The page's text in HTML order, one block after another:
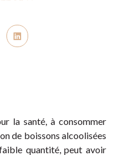
la santé, à consommer
de boissons alcoolisées
quantité, peut avoir